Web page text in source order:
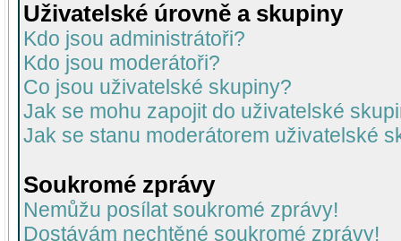
Uživatelské úrovně a skupiny
Kdo jsou administrátoři?
Kdo jsou moderátoři?
Co jsou uživatelské skupiny?
Jak se mohu zapojit do uživatelské
Jak se stanu moderátorem uživatelské
Soukromé zprávy
Nemůžu posílat soukromé zprávy!
Dostávám nechtěné soukromé zprávy!